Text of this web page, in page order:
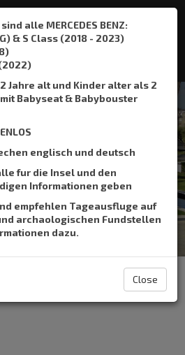
alle MERCEDES BENZ:
& S Class (2018 - 2023)
Jahre alt und Kinder alter als 2
Babyseat & Babybouster
englisch und deutsch
fur die Insel und den
Informationen geben
empfehlen Tageausfluge auf
archaologischen Fundstellen
dazu.
Close
kalamaki